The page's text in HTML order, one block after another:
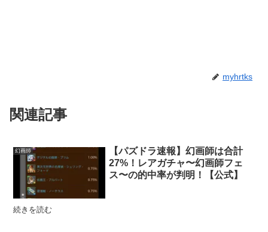
myhrtks
関連記事
幻画師
【パズドラ速報】幻画師は合計
27%！レアガチャ〜幻画師フェ
ス〜の的中率が判明！【公式】
続きを読む